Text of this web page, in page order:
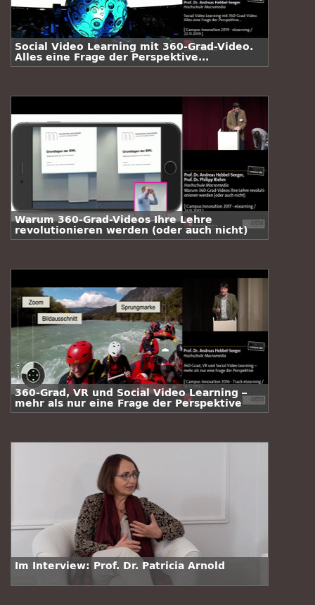
Social Video Learning mit 360-Grad-Video.
Alles eine Frage der Perspektive...
Warum 360-Grad-Videos Ihre Lehre
revolutionieren werden (oder auch nicht)
360-Grad, VR und Social Video Learning –
mehr als nur eine Frage der Perspektive
Im Interview: Prof. Dr. Patricia Arnold